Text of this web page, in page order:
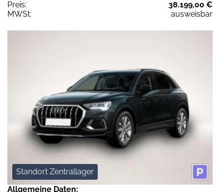
Preis:
38.199,00 €
MWSt:
ausweisbar
Standort Zentrallager
Allgemeine Daten: